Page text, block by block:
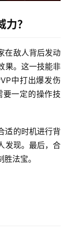
？
在敌人背后发动
果。这一技能非
中打出爆发伤
一定的操作技
适的时机进行背
发现。最后，合
法宝。